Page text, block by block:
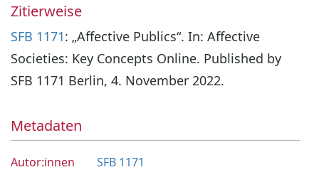
Zitierweise
SFB 1171: „Affective Publics“. In: Affective
Societies: Key Concepts Online. Published by
SFB 1171 Berlin, 4. November 2022.
Metadaten
Autor:innen SFB 1171